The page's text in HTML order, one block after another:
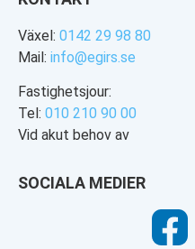
Växel: 0142 29 98 80
Mail: info@egirs.se
Fastighetsjour:
Tel: 010 210 90 00
Vid akut behov av
SOCIALA MEDIER